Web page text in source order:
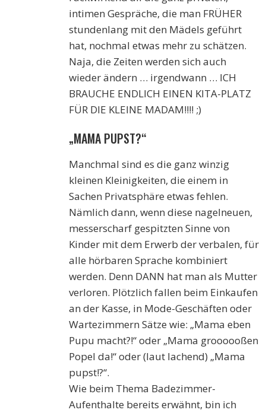
intimen Gespräche, die man FRÜHER
stundenlang mit den Mädels geführt
hat, nochmal etwas mehr zu schätzen.
Naja, die Zeiten werden sich auch
wieder ändern … irgendwann … ICH
BRAUCHE ENDLICH EINEN KITA-PLATZ
FÜR DIE KLEINE MADAM!!!! ;)
„MAMA PUPST?“
Manchmal sind es die ganz winzig
kleinen Kleinigkeiten, die einem in
Sachen Privatsphäre etwas fehlen.
Nämlich dann, wenn diese nagelneuen,
messerscharf gespitzten Sinne von
Kinder mit dem Erwerb der verbalen, für
alle hörbaren Sprache kombiniert
werden. Denn DANN hat man als Mutter
verloren. Plötzlich fallen beim Einkaufen
an der Kasse, in Mode-Geschäften oder
Wartezimmern Sätze wie: „Mama eben
Pupu macht?!“ oder „Mama groooooßen
Popel da!“ oder (laut lachend) „Mama
pupst!?“.
Wie beim Thema Badezimmer-
Aufenthalte bereits erwähnt, bin ich